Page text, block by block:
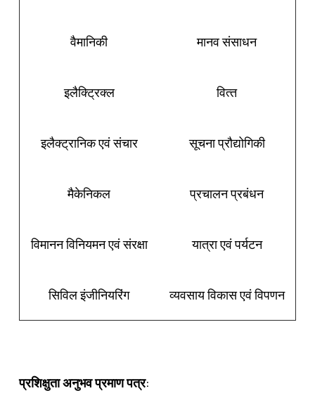
वैमानिकी मानव संसाधन
इलैक्ट्रिक्‍ल वित्‍त
इलैक्‍ट्रानिक एवं संचार सूचना प्रौद्योगिकी
मैकेनिकल प्रचालन प्रबंधन
विमानन विनियमन एवं संरक्षा यात्रा एवं पर्यटन
सिविल इंजीनियरिंग व्‍यवसाय विकास एवं विपणन
प्रशिक्षुता अनुभव प्रमाण पत्र: